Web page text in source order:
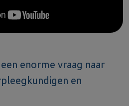
enorme vraag naar
en